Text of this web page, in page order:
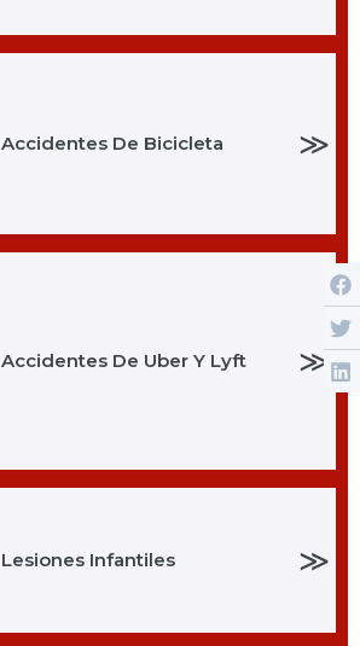
Accidentes De Bicicleta ≫
Accidentes De Uber Y Lyft ≫
Lesiones Infantiles ≫